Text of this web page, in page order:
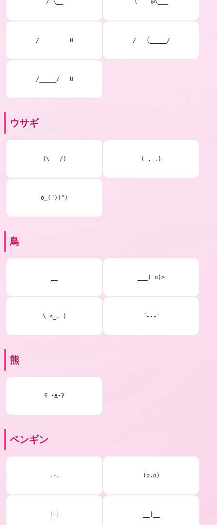
/ \__ (    @\___
/         O /   (_____/
/_____/   U
ウサギ
(\   /) ( ._.)
o_(")(")
鳥
___( o)>
\ <_. ) `---'
熊
ʕ •ᴥ•ʔ
ペンギン
.-. (o.o)
|=|